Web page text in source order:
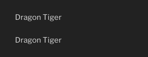
Dragon Tiger
Dragon Tiger